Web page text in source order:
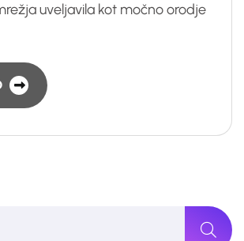
uveljavila kot močno orodje